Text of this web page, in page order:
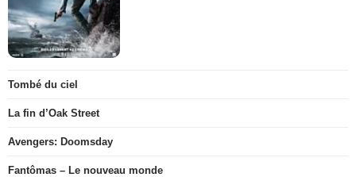
Tombé du ciel
La fin d’Oak Street
Avengers: Doomsday
Fantômas – Le nouveau monde